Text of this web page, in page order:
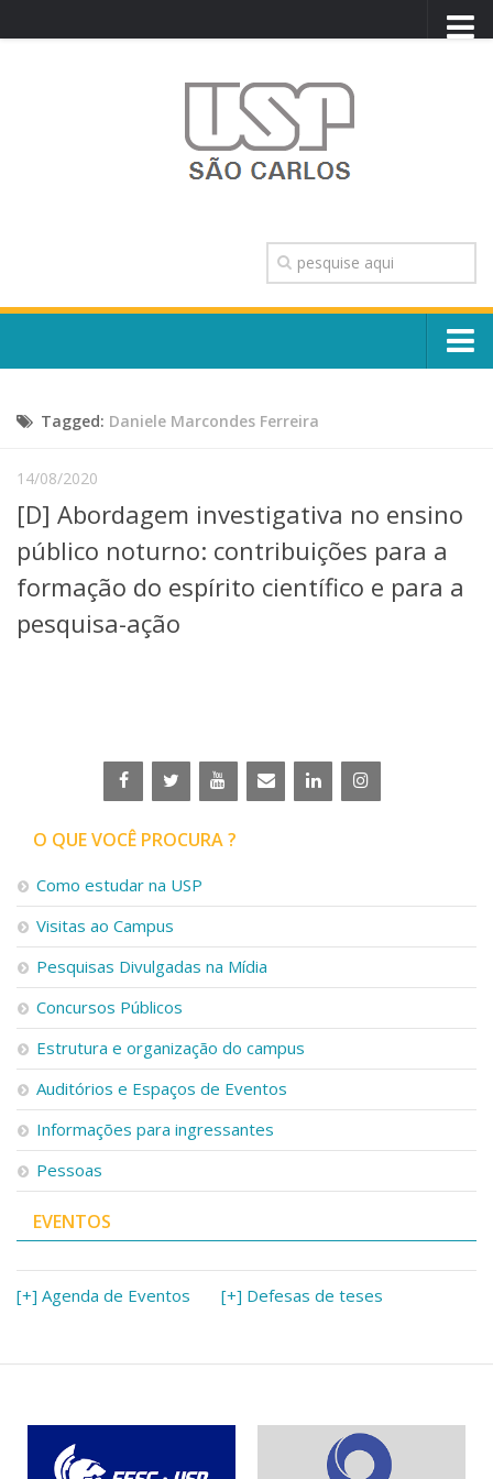
TRANSPARÊNCIA
OUVIDORIA
CONTATO
Escola, Institutos e Órgãos
Núcleos e Comissões
Telefones e Mapas
Pessoas
Graduação
Pós-Graduação
Centros, Núcleos e Projetos em Rede
Pós-doutorado
Iniciação Científica
Transferência de Tecnologia
Empresas Juniores
Extensão à Comunidade
Projetos, Programas e Cursos
Artes, Cultura e Esportes
Museus e Espaços Interativos
Bibliotecas
Apoio ao Estudante
Segurança, Trânsito e Prevenção
RH, Administrativo e Financeiro
Outros serviços
Comunicação
Assessorias e Mídias
Jornal da USP
Tagged: Daniele Marcondes Ferreira
14/08/2020
[D] Abordagem investigativa no ensino
público noturno: contribuições para a
formação do espírito científico e para a
pesquisa-ação
O QUE VOCÊ PROCURA ?
Como estudar na USP
Visitas ao Campus
Pesquisas Divulgadas na Mídia
Concursos Públicos
Estrutura e organização do campus
Auditórios e Espaços de Eventos
Informações para ingressantes
Pessoas
EVENTOS
[+] Agenda de Eventos [+] Defesas de teses